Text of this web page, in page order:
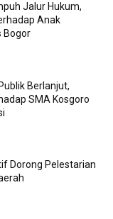
Jalur Hukum,
Anak
Bogor
Berlanjut,
SMA Kosgoro
Dorong Pelestarian